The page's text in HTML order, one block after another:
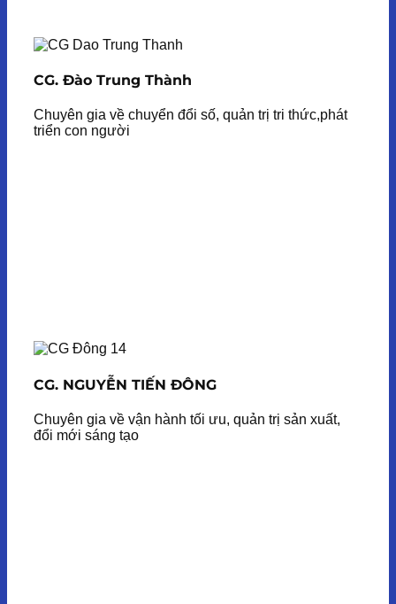
CG. Đào Trung Thành
Chuyên gia về chuyển đổi số, quản trị tri thức,phát
triển con người
CG. NGUYỄN TIẾN ĐÔNG
Chuyên gia về vận hành tối ưu, quản trị sản xuất,
đổi mới sáng tạo